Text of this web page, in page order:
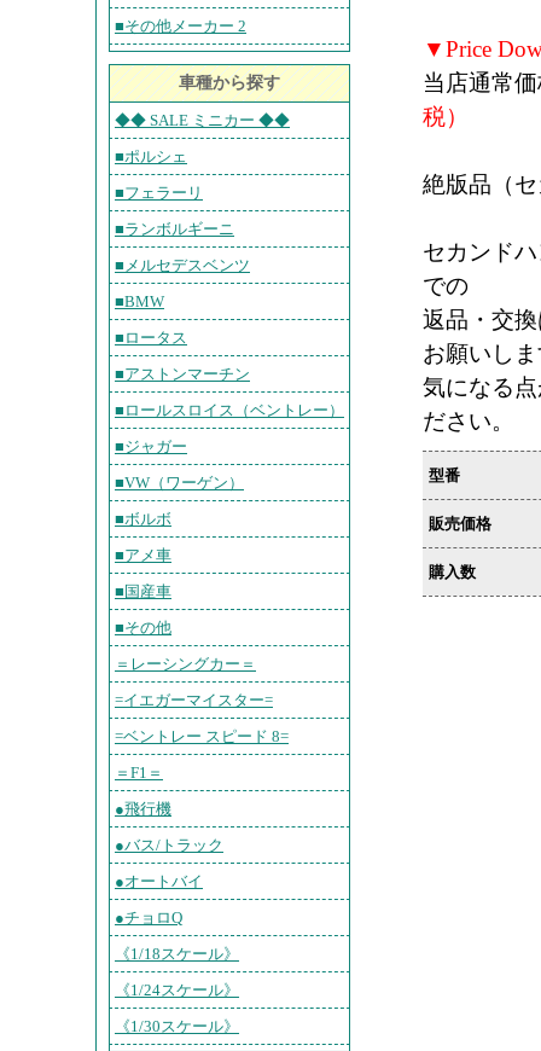
■その他メーカー 2
車種から探す
◆◆ SALE ミニカー ◆◆
■ポルシェ
■フェラーリ
■ランボルギーニ
■メルセデスベンツ
■BMW
■ロータス
■アストンマーチン
■ロールスロイス（ベントレー）
■ジャガー
■VW（ワーゲン）
■ボルボ
■アメ車
■国産車
■その他
＝レーシングカー＝
=イエガーマイスター=
=ベントレー スピード 8=
＝F1＝
●飛行機
●バス/トラック
●オートバイ
●チョロQ
《1/18スケール》
《1/24スケール》
《1/30スケール》
▼Price
当店通常
税）
絶版品（
セカンド
での
返品・交
お願いし
気になる
ださい。
型番
販売価格
購入数